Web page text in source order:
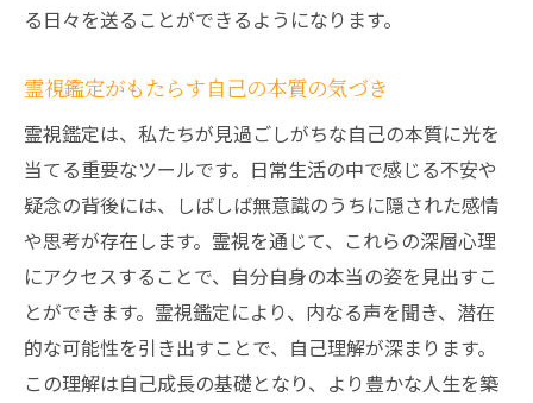
る日々を送ることができるようになります。
霊視鑑定がもたらす自己の本質の気づき
霊視鑑定は、私たちが見過ごしがちな自己の本質に光を
当てる重要なツールです。日常生活の中で感じる不安や
疑念の背後には、しばしば無意識のうちに隠された感情
や思考が存在します。霊視を通じて、これらの深層心理
にアクセスすることで、自分自身の本当の姿を見出すこ
とができます。霊視鑑定により、内なる声を聞き、潜在
的な可能性を引き出すことで、自己理解が深まります。
この理解は自己成長の基礎となり、より豊かな人生を築